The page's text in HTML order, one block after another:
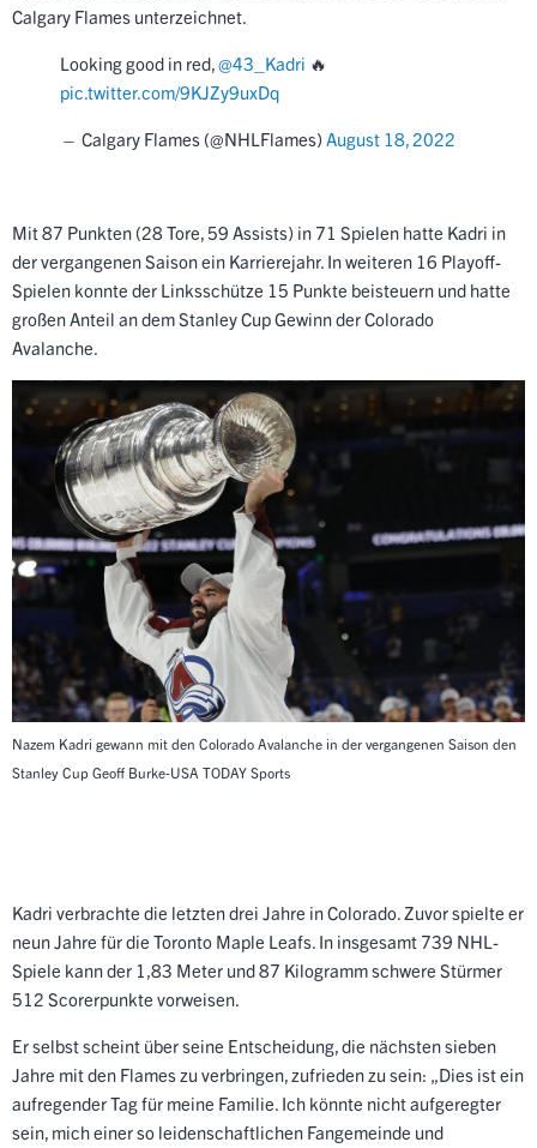
Calgary Flames unterzeichnet.
Looking good in red,@43_Kadri 🔥
pic.twitter.com/9KJZy9uxDq
— Calgary Flames (@NHLFlames) August 18, 2022
Mit 87 Punkten (28 Tore, 59 Assists) in 71 Spielen hatte Kadri in
der vergangenen Saison ein Karrierejahr. In weiteren 16 Playoff-
Spielen konnte der Linksschütze 15 Punkte beisteuern und hatte
großen Anteil an dem Stanley Cup Gewinn der Colorado
Avalanche.
Nazem Kadri gewann mit den Colorado Avalanche in der vergangenen Saison den
Stanley Cup Geoff Burke-USA TODAY Sports
Kadri verbrachte die letzten drei Jahre in Colorado. Zuvor spielte er
neun Jahre für die Toronto Maple Leafs. In insgesamt 739 NHL-
Spiele kann der 1,83 Meter und 87 Kilogramm schwere Stürmer
512 Scorerpunkte vorweisen.
Er selbst scheint über seine Entscheidung, die nächsten sieben
Jahre mit den Flames zu verbringen, zufrieden zu sein: „Dies ist ein
aufregender Tag für meine Familie. Ich könnte nicht aufgeregter
sein, mich einer so leidenschaftlichen Fangemeinde und